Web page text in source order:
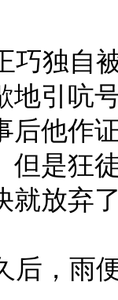
独自
地引吭
他作
但是狂
就放弃
，雨